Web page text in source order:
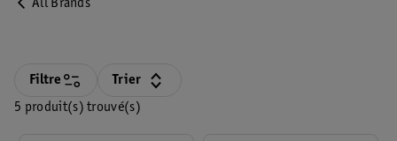
All Brands
5 produit(s) trouvé(s)
Filtre Trier